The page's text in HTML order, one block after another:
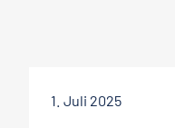
1. Juli 2025